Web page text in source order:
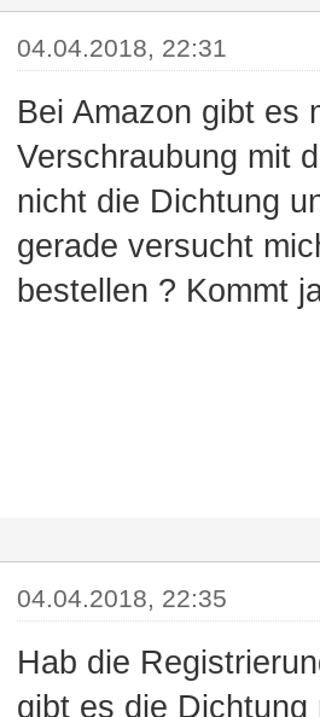
04.04.2018, 22:31
Bei Amazon gibt es
Verschraubung mit
nicht die Dichtung
gerade versucht
bestellen ? Kommt
04.04.2018, 22:35
Hab die
gibt es die Dichtung